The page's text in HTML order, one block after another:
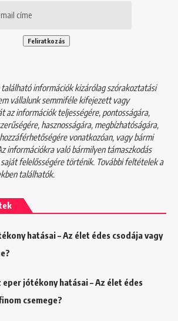
található információk kizárólag szórakoztatási
vállalunk semmiféle kifejezett vagy
az információk teljességére, pontosságára,
hasznosságára, megbízhatóságára,
vonatkozóan, vagy bármi
információkra való bármilyen támaszkodás
felelősségére történik. További feltételek a
találhatók.
hatásai – Az élet édes csodája vagy
eper jótékony hatásai – Az élet édes
csemege?